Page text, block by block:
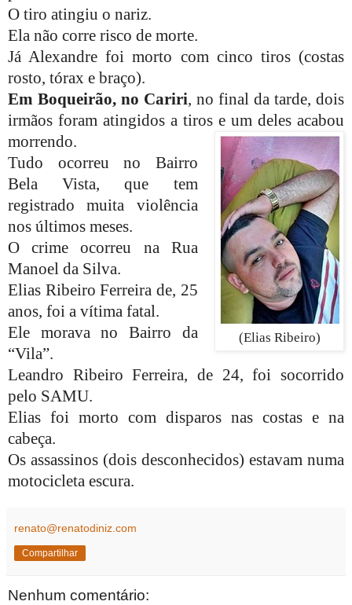
O tiro atingiu o nariz.
Ela não corre risco de morte.
Já Alexandre foi morto com cinco tiros (costas
rosto, tórax e braço).
Em Boqueirão, no Cariri, no final da tarde, dois
irmãos foram atingidos a tiros e um deles acabou
morrendo.
(Elias Ribeiro)
Tudo ocorreu no Bairro
Bela Vista, que tem
registrado muita violência
nos últimos meses.
O crime ocorreu na Rua
Manoel da Silva.
Elias Ribeiro Ferreira de, 25
anos, foi a vítima fatal.
Ele morava no Bairro da
“Vila”.
Leandro Ribeiro Ferreira, de 24, foi socorrido
pelo SAMU.
Elias foi morto com disparos nas costas e na
cabeça.
Os assassinos (dois desconhecidos) estavam numa
motocicleta escura.
renato@renatodiniz.com
Compartilhar
Nenhum comentário: